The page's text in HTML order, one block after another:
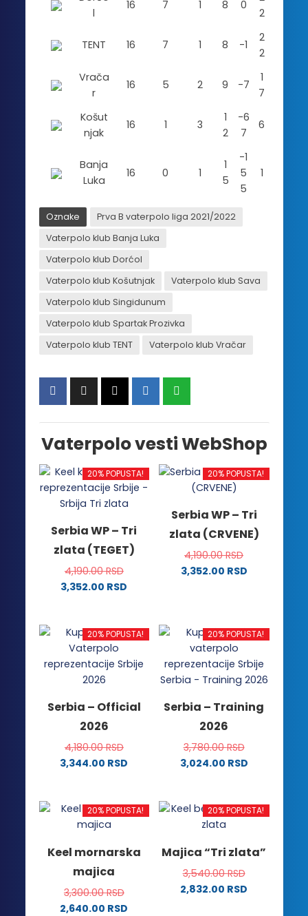
l
16 7 1 8 0
2
TENT 16 7 1 8 -1
2
2
Vrača
r
16 5 2 9 -7
1
7
Košut
njak
16 1 3
1
2
-6
7
6
Banja
Luka
16 0 1
1
5
-1
5
5
1
Oznake
Prva B vaterpolo liga 2021/2022
Vaterpolo klub Banja Luka
Vaterpolo klub Dorćol
Vaterpolo klub Košutnjak
Vaterpolo klub Sava
Vaterpolo klub Singidunum
Vaterpolo klub Spartak Prozivka
Vaterpolo klub TENT
Vaterpolo klub Vračar
Vaterpolo vesti WebShop
20% POPUSTA!
Serbia WP – Tri
zlata (TEGET)
4,190.00RSD
3,352.00 RSD
ima
više
varijanti.
Opcije
biti
izabrane
na
stranici
20% POPUSTA!
Serbia WP – Tri
zlata (CRVENE)
4,190.00RSD
3,352.00 RSD
više
varijanti.
Opcije
mogu
izabrane
na
stranici
proizvoda.
20% POPUSTA!
Serbia – Official
2026
4,180.00RSD
3,344.00 RSD
ima
više
Opcije
mogu
biti
izabrane
20% POPUSTA!
Serbia – Training
2026
3,780.00RSD
3,024.00 RSD
ima
više
Opcije
mogu
biti
20% POPUSTA!
Keel mornarska
majica
3,300.00RSD
2,640.00 RSD
20% POPUSTA!
Majica “Tri zlata”
3,540.00RSD
2,832.00 RSD